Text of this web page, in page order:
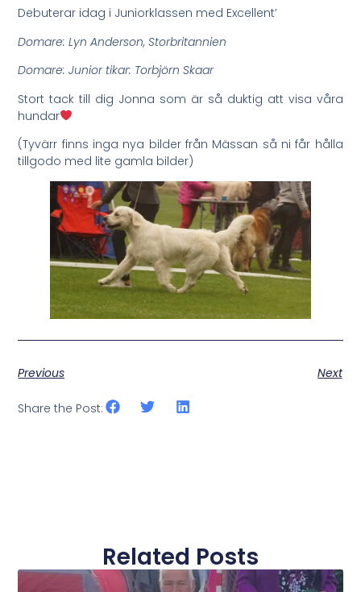
Debuterar idag i Juniorklassen med Excellent’
Domare: Lyn Anderson, Storbritannien
Domare: Junior tikar: Torbjörn Skaar
Stort tack till dig Jonna som är så duktig att visa våra
hundar
(Tyvärr finns inga nya bilder från Mässan så ni får hålla
tillgodo med lite gamla bilder)
Previous Next
Share the Post:
Related Posts